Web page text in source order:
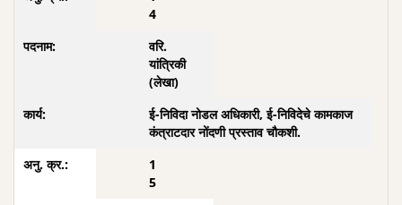
4
वरि.
यांत्रिकी
(लेखा)
ई-निविदा नोडल अधिकारी, ई-निविदेचे कामकाज
कंत्राटदार नोंदणी प्रस्ताव चौकशी.
1
5